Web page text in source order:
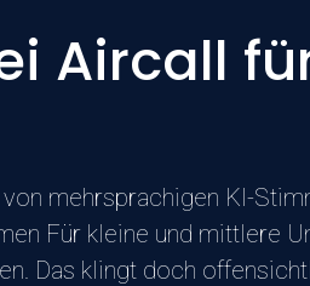
Aircall
mehrsprachigen KI-
Für kleine und mittlere
Das klingt doch